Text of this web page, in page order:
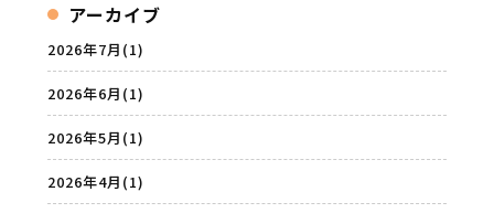
アーカイブ
2026年7月 (1)
2026年6月 (1)
2026年5月 (1)
2026年4月 (1)